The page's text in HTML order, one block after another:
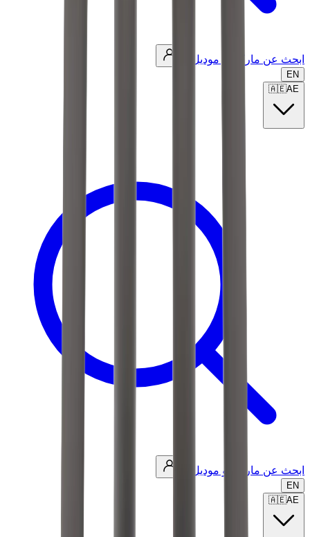
ابحث عن ماركة أو موديل...
EN
🇦🇪AE
ابحث عن ماركة أو موديل...
EN
🇦🇪AE